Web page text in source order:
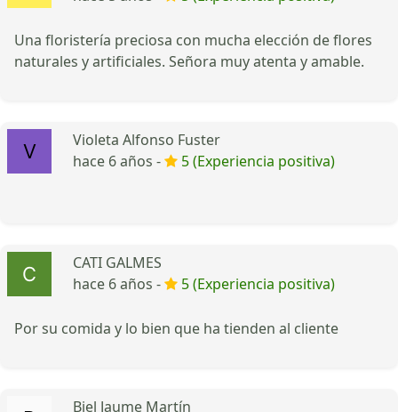
Una floristería preciosa con mucha elección de flores
naturales y artificiales. Señora muy atenta y amable.
Violeta Alfonso Fuster
hace 6 años -
5 (Experiencia positiva)
CATI GALMES
hace 6 años -
5 (Experiencia positiva)
Por su comida y lo bien que ha tienden al cliente
Biel Jaume Martín